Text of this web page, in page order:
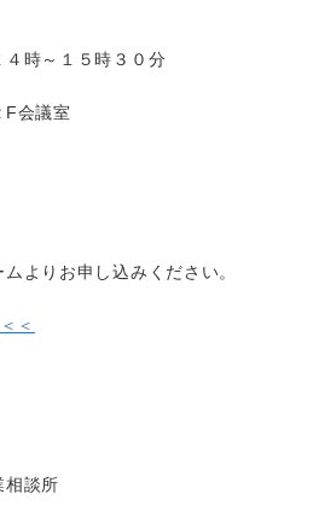
４時～１５時３０分
会議室
よりお申し込みください。
＜
談所